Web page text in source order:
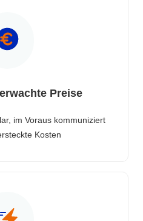
Preise
im Voraus kommuniziert
Kosten